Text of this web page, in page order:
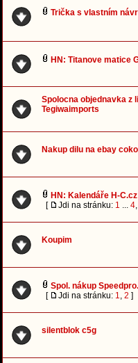
Trička s vlastním
HN: Titanove matice
Spolocna objednavka z
Tegiwaimports
Nakup dilu na ebay
HN: Kalendáře H-
[
Jdi na stránku: 1 ... 4,
Koupim
Spol. nákup
[
Jdi na stránku: 1, 2 ]
silentblok c5g